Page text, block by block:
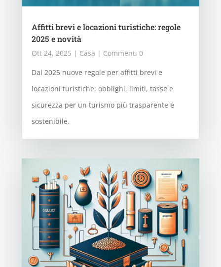
Affitti brevi e locazioni turistiche: regole
2025 e novità
Ott 24, 2025 | Casa | Commenti 0
Dal 2025 nuove regole per affitti brevi e
locazioni turistiche: obblighi, limiti, tasse e
sicurezza per un turismo più trasparente e
sostenibile.